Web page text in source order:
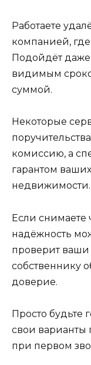
Работаете
компанией,
Подойдёт
видимым
суммой.
Некоторые
комиссию, а
гарантом
недвижимости.
Если снимаете
надёжность
проверит
собственнику
доверие.
Просто будьте
свои варианты
при первом